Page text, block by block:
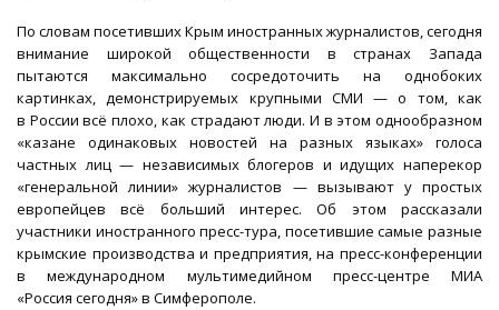
По словам посетивших Крым иностранных журналистов, сегодня
внимание широкой общественности в странах Запада
пытаются максимально сосредоточить на однобоких
картинках, демонстрируемых крупными СМИ — о том, как
в России всё плохо, как страдают люди. И в этом однообразном
«казане одинаковых новостей на разных языках» голоса
частных лиц — независимых блогеров и идущих наперекор
«генеральной линии» журналистов — вызывают у простых
европейцев всё больший интерес. Об этом рассказали
участники иностранного пресс-тура, посетившие самые разные
крымские производства и предприятия, на пресс-конференции
в международном мультимедийном пресс-центре МИА
«Россия сегодня» в Симферополе.